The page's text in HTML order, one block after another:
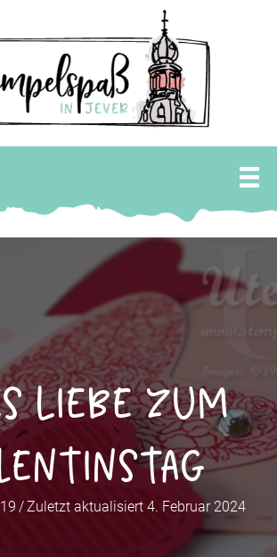
Liebe zum
/Zuletzt aktualisiert 4. Februar 2024